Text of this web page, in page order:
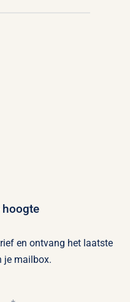
en ontvang het laatste
je mailbox.